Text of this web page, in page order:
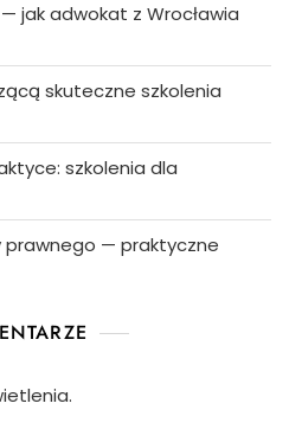
jak adwokat z Wrocławia
skuteczne szkolenia
szkolenia dla
prawnego — praktyczne